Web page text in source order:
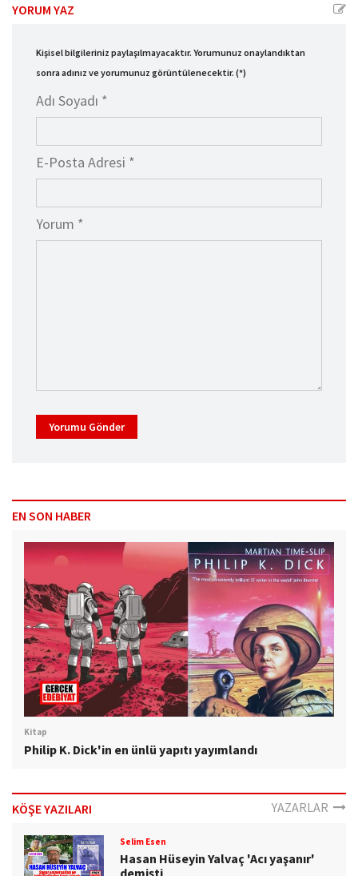
YORUM YAZ
Kişisel bilgileriniz paylaşılmayacaktır. Yorumunuz onaylandıktan
sonra adınız ve yorumunuz görüntülenecektir. (*)
Adı Soyadı *
E-Posta Adresi *
Yorum *
Yorumu Gönder
EN SON HABER
Kitap
Philip K. Dick'in en ünlü yapıtı yayımlandı
KÖŞE YAZILARI YAZARLAR
Selim Esen
Hasan Hüseyin Yalvaç 'Acı yaşanır'